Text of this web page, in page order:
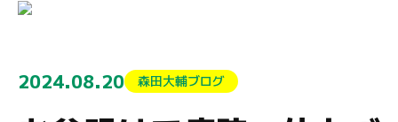
2024.08.20 森田大輔ブログ